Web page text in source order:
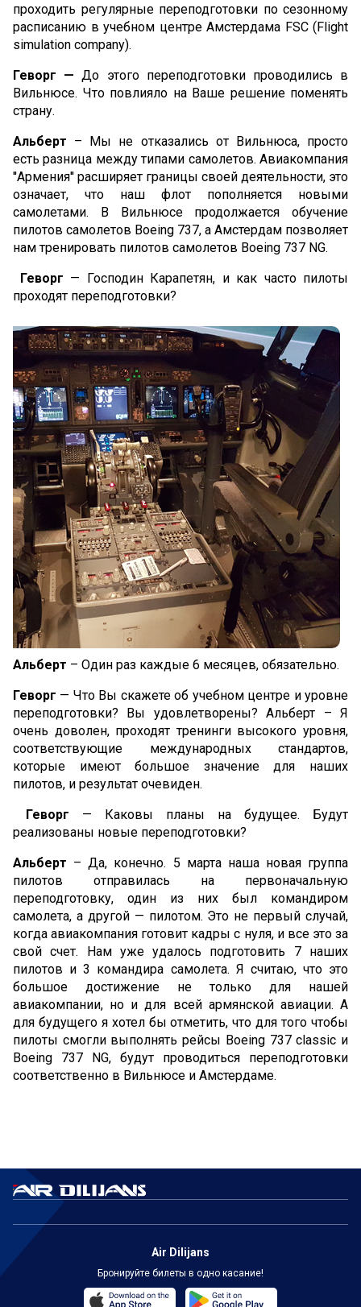
Путешествие с детьми
Дети без сопровождения
Перелёт во время беременности
Пассажиры с ограниченными возможностями
Групповая перевозка
проходить регулярные переподготовки по сезонному
расписанию в учебном центре Амстердама FSC (Flight
simulation company).
Геворг —До этого переподготовки проводились в
Вильнюсе. Что повлияло на Ваше решение поменять
страну.
Альберт – Мы не отказались от Вильнюса, просто
есть разница между типами самолетов. Авиакомпания
''Армения'' расширяет границы своей деятельности, это
означает, что наш флот пополняется новыми
самолетами. В Вильнюсе продолжается обучение
пилотов самолетов Boeing 737, а Амстердам позволяет
нам тренировать пилотов самолетов Boeing 737 NG.
Геворг — Господин Карапетян, и как часто пилоты
проходят переподготовки?
Альберт – Один раз каждые 6 месяцев, обязательно.
Геворг — Что Вы скажете об учебном центре и уровне
переподготовки? Вы удовлетворены? Альберт – Я
очень доволен, проходят тренинги высокого уровня,
соответствующие международных стандартов,
которые имеют большое значение для наших
пилотов, и результат очевиден.
Геворг — Каковы планы на будущее. Будут
реализованы новые переподготовки?
Альберт – Да, конечно. 5 марта наша новая группа
пилотов отправилась на первоначальную
переподготовку, один из них был командиром
самолета, а другой — пилотом. Это не первый случай,
когда авиакомпания готовит кадры с нуля, и все это за
свой счет. Нам уже удалось подготовить 7 наших
пилотов и 3 командира самолета. Я считаю, что это
большое достижение не только для нашей
авиакомпании, но и для всей армянской авиации. А
для будущего я хотел бы отметить, что для того чтобы
пилоты смогли выполнять рейсы Boeing 737 classic и
Boeing 737 NG, будут проводиться переподготовки
соответственно в Вильнюсе и Амстердаме.
Air Dilijans
Бронируйте билеты в одно касание!